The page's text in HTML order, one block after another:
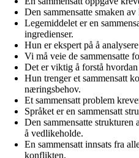
Den sammensatte smaken
Legemiddelet er en
ingredienser.
Hun er ekspert på å
Vi må veie de sammensatte
Det er viktig å forstå
Hun trenger et sammensatt
næringsbehov.
Et sammensatt problem
Språket er en sammensatt
Den sammensatte
å vedlikeholde.
En sammensatt innsats fra
konflikten.